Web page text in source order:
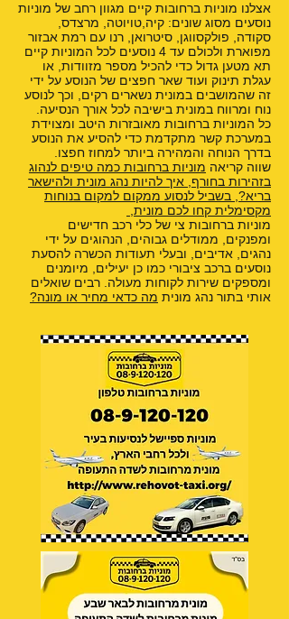
אצלנו מוניות ברחובות קיים מגוון רחב של מוניות
נוסעים מסוג שונים: קיה,טויוטה, מרצדס,
סקודה, פולקסווגן, סיטרואן, רנו עם רמת אבזור
מפוארת ולכולם עד 4 נוסעים לכל המוניות קיים
תא מטען גדול כדי להכיל מספר מזוודות, או
עגלת תינוק ועוד שאר חפצים של הנוסע על ידי
זה שהמושבים במונית נשארים רקים, וכך לנוסע
נוח ומרווח במונית בישיבה לכל אורך הנסיעה.
כל המוניות ברחובות מאובזרות היטב ומצוידת
במערכת קשר מתקדמת כדי להסיע את הנוסע
בדרך הנוחה והמהירה ביותר למחוז חפצו.
שווה קריאה מוניות ברחובות כמה טיפים לנהוג
בזהירות בחורף
איך להיות נהג מונית ולהישאר
בריא? בשביל לנסוע ממקום למקום בנוחות
מקסימלית קחו לכם מונית
מוניות ברחובות צי של כלי רכב חדישים
ומפנקים, ממודלים גבוהים, הנהוגים על ידי
נהגים, אדיבים, ובעלי תעודות הכשרה להסעת
נוסעים ברכב ציבורי כמו כן יעילים, מיומנים
ומספקים שירות לקוחות מעולה. רבים שואלים
אותי בתור נהג מונית מה כדאי מחיר או מונה?